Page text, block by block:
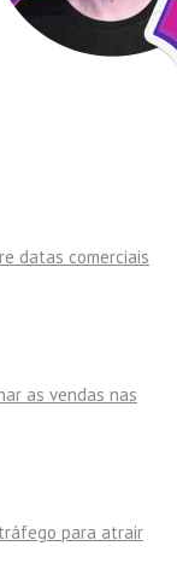
datas comerciais
as vendas nas
para atrair